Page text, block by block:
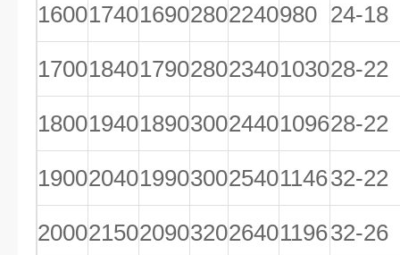
1600174016902802240980 24-18
1700184017902802340103028-22
1800194018903002440109628-22
1900204019903002540114632-22
2000215020903202640119632-26